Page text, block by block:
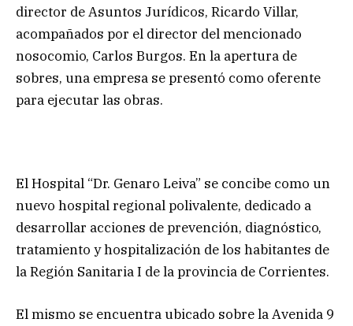
director de Asuntos Jurídicos, Ricardo Villar,
acompañados por el director del mencionado
nosocomio, Carlos Burgos. En la apertura de
sobres, una empresa se presentó como oferente
para ejecutar las obras.
El Hospital “Dr. Genaro Leiva” se concibe como un
nuevo hospital regional polivalente, dedicado a
desarrollar acciones de prevención, diagnóstico,
tratamiento y hospitalización de los habitantes de
la Región Sanitaria I de la provincia de Corrientes.
El mismo se encuentra ubicado sobre la Avenida 9